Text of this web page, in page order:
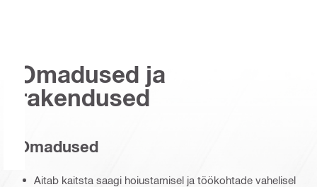
Omadused ja
rakendused
Omadused
Aitab kaitsta saagi hoiustamisel ja töökohtade vahelisel